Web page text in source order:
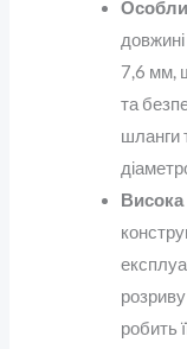
7,6 мм,
та
шланги
Висока
робить